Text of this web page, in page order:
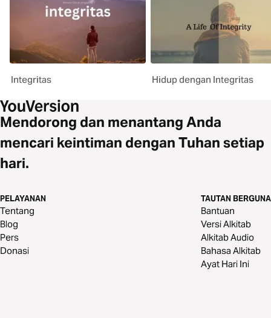
Integritas Hidup dengan Integritas
Mendorong dan menantang Anda
mencari keintiman dengan Tuhan setiap
hari.
PELAYANAN
Tentang
Blog
Pers
Donasi
TAUTAN BERGUNA
Bantuan
Versi Alkitab
Alkitab Audio
Bahasa Alkitab
Ayat Hari Ini